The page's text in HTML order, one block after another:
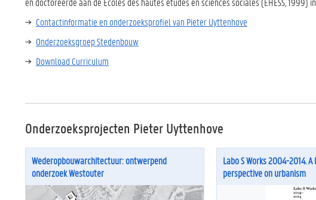
Contactinformatie en onderzoeksprofiel van Pieter Uyttenhove
Onderzoeksgroep Stedenbouw
Download Curriculum
Onderzoeksprojecten Pieter Uyttenhove
Wederopbouwarchitectuur: ontwerpend
onderzoek Westouter
Labo S Works 2004-2014.
perspective on urbanism